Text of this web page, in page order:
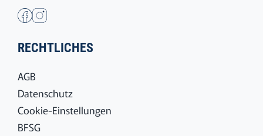
RECHTLICHES
AGB
Datenschutz
Cookie-Einstellungen
BFSG